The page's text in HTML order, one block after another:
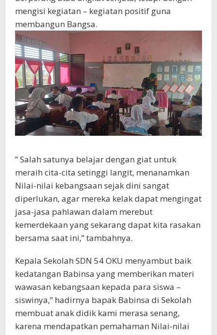
mengisi kegiatan – kegiatan positif guna
membangun Bangsa.
” Salah satunya belajar dengan giat untuk
meraih cita-cita setinggi langit, menanamkan
Nilai-nilai kebangsaan sejak dini sangat
diperlukan, agar mereka kelak dapat mengingat
jasa-jasa pahlawan dalam merebut
kemerdekaan yang sekarang dapat kita rasakan
bersama saat ini,” tambahnya.
Kepala Sekolah SDN 54 OKU menyambut baik
kedatangan Babinsa yang memberikan materi
wawasan kebangsaan kepada para siswa –
siswinya,” hadirnya bapak Babinsa di Sekolah
membuat anak didik kami merasa senang,
karena mendapatkan pemahaman Nilai-nilai